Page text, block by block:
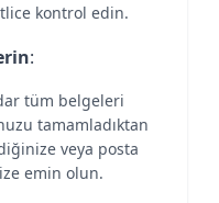
kontrol edin.
:
tüm belgeleri
tamamladıktan
veya posta
emin olun.